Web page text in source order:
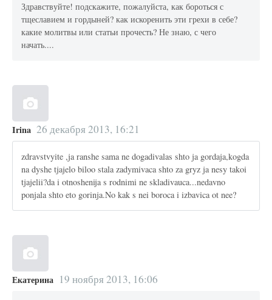
Здравствуйте! подскажите, пожалуйста, как бороться с
тщеславием и гордыней? как искоренить эти грехи в себе?
какие молитвы или статьи прочесть? Не знаю, с чего
начать....
Irina 26 декабря 2013, 16:21
zdravstvyite ,ja ranshe sama ne dogadivalas shto ja gordaja,kogda
na dyshe tjajelo biloo stala zadymivaca shto za gryz ja nesy takoi
tjajelii?da i otnoshenija s rodnimi ne skladivauca...nedavno
ponjala shto eto gorinja.No kak s nei boroca i izbavica ot nee?
Екатерина 19 ноября 2013, 16:06